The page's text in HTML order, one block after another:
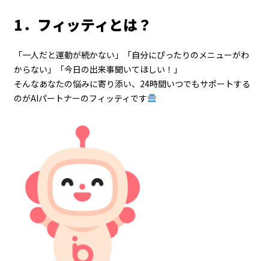
1．フィッティとは？
「一人だと運動が続かない」「自分にぴったりのメニューがわ
からない」「今日の出来事聞いてほしい！」
そんなあなたの悩みに寄り添い、24時間いつでもサポートする
のがAIパートナーのフィッティです